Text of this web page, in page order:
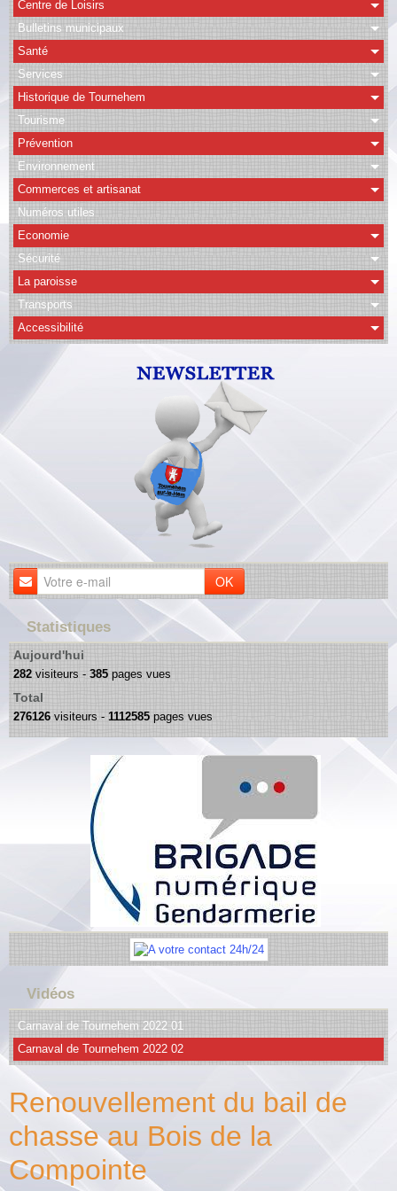
CAPSO
Agenda
Albums
Vidéos
Facebook
Contact
Centre de Loisirs
Bulletins municipaux
Santé
Services
Historique de Tournehem
Tourisme
Prévention
Environnement
Commerces et artisanat
Numéros utiles
Economie
Sécurité
La paroisse
Transports
Accessibilité
OK
Statistiques
Aujourd'hui
282 visiteurs - 385 pages vues
Total
276126 visiteurs - 1112585 pages vues
Vidéos
Carnaval de Tournehem 2022 01
Carnaval de Tournehem 2022 02
Renouvellement du bail de
chasse au Bois de la
Compointe